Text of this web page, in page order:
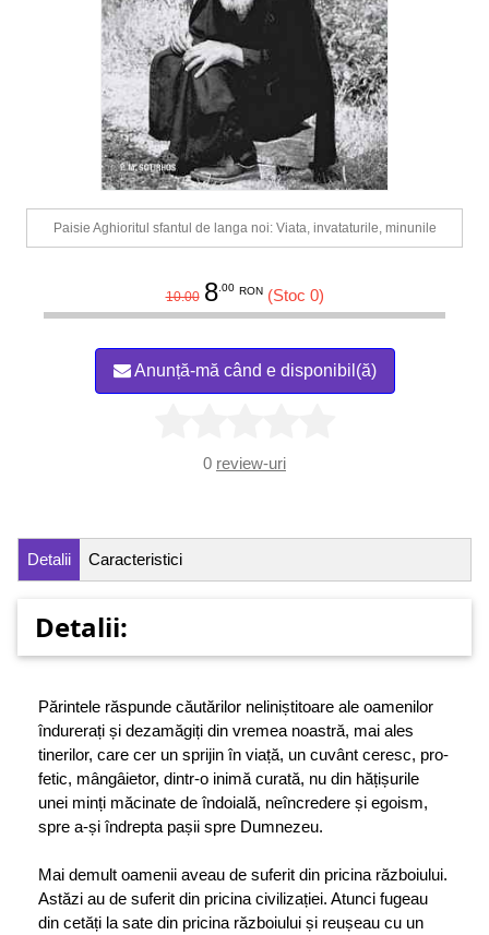
Paisie Aghioritul sfantul de langa noi: Viata, invataturile, minunile
10.00 8.00 RON (Stoc 0)
Anunță-mă când e disponibil(ă)
0 review-uri
Detalii Caracteristici
Detalii:
Părintele răspunde căutărilor neliniștitoare ale oa­­menilor
îndurerați și dezamăgiți din vremea noastră, mai ales
tinerilor, care cer un sprijin în viață, un cuvânt ceresc, pro­
fetic, mân­gâ­ietor, dintr‑o inimă curată, nu din hățișurile
unei minți mă­cinate de îndoială, neîncredere și egoism,
spre a‑și îndrepta pașii spre Dumnezeu.
Mai demult oamenii aveau de suferit din pricina războiului.
Astăzi au de suferit din pricina civilizației. Atunci fugeau
din cetăți la sate din pricina războiului și reușeau cu un